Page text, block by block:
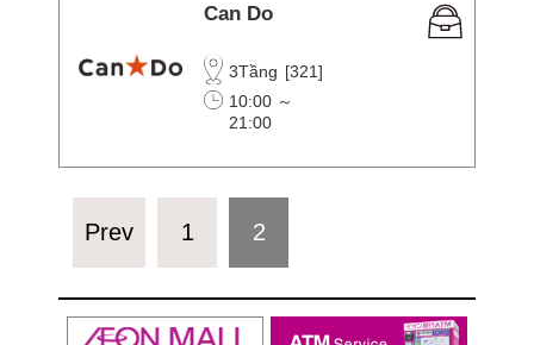
Can Do
3Tầng [321]
10:00 ～
21:00
Prev 1 2